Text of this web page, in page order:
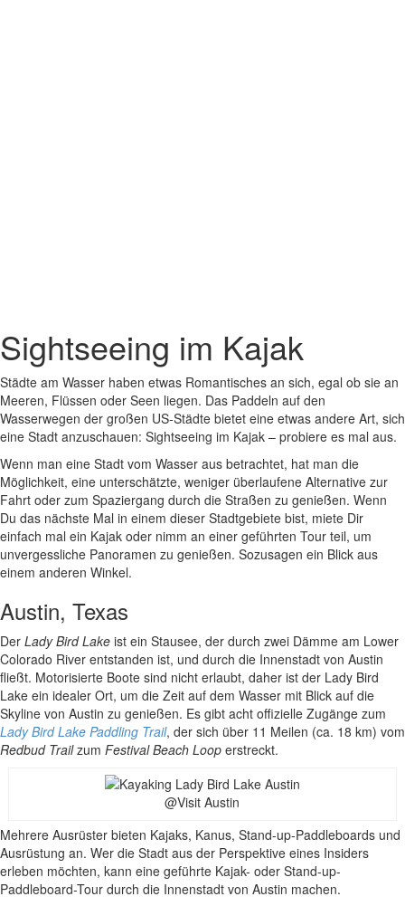
Sightseeing im Kajak
Städte am Wasser haben etwas Romantisches an sich, egal ob sie an
Meeren, Flüssen oder Seen liegen. Das Paddeln auf den
Wasserwegen der großen US-Städte bietet eine etwas andere Art, sich
eine Stadt anzuschauen: Sightseeing im Kajak – probiere es mal aus.
Wenn man eine Stadt vom Wasser aus betrachtet, hat man die
Möglichkeit, eine unterschätzte, weniger überlaufene Alternative zur
Fahrt oder zum Spaziergang durch die Straßen zu genießen. Wenn
Du das nächste Mal in einem dieser Stadtgebiete bist, miete Dir
einfach mal ein Kajak oder nimm an einer geführten Tour teil, um
unvergessliche Panoramen zu genießen. Sozusagen ein Blick aus
einem anderen Winkel.
Austin, Texas
Der Lady Bird Lake ist ein Stausee, der durch zwei Dämme am Lower
Colorado River entstanden ist, und durch die Innenstadt von Austin
fließt. Motorisierte Boote sind nicht erlaubt, daher ist der Lady Bird
Lake ein idealer Ort, um die Zeit auf dem Wasser mit Blick auf die
Skyline von Austin zu genießen. Es gibt acht offizielle Zugänge zum
Lady Bird Lake Paddling Trail, der sich über 11 Meilen (ca. 18 km) vom
Redbud Trailzum Festival Beach Loop erstreckt.
@Visit Austin
Mehrere Ausrüster bieten Kajaks, Kanus, Stand-up-Paddleboards und
Ausrüstung an. Wer die Stadt aus der Perspektive eines Insiders
erleben möchten, kann eine geführte Kajak- oder Stand-up-
Paddleboard-Tour durch die Innenstadt von Austin machen.